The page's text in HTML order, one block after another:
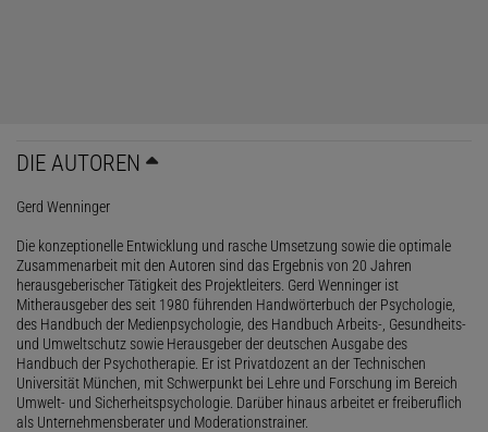
DIE AUTOREN
Gerd Wenninger
Die konzeptionelle Entwicklung und rasche Umsetzung sowie die optimale
Zusammenarbeit mit den Autoren sind das Ergebnis von 20 Jahren
herausgeberischer Tätigkeit des Projektleiters. Gerd Wenninger ist
Mitherausgeber des seit 1980 führenden Handwörterbuch der Psychologie,
des Handbuch der Medienpsychologie, des Handbuch Arbeits-, Gesundheits-
und Umweltschutz sowie Herausgeber der deutschen Ausgabe des
Handbuch der Psychotherapie. Er ist Privatdozent an der Technischen
Universität München, mit Schwerpunkt bei Lehre und Forschung im Bereich
Umwelt- und Sicherheitspsychologie. Darüber hinaus arbeitet er freiberuflich
als Unternehmensberater und Moderationstrainer.